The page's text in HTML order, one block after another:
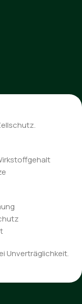
Unverträglichkeit.